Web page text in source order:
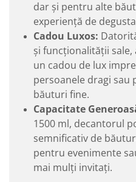
dar și pentru alte
experiență de
Cadou Luxos:
și funcționalității
un cadou de lux
persoanele dragi sau
băuturi fine.
Capacitate
1500 ml, decantorul
semnificativ de
pentru evenimente
mai mulți invitați.